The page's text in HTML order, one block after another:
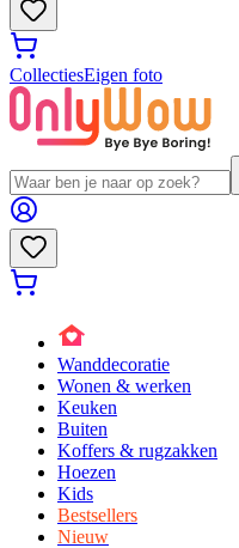
CollectiesEigen foto
Wanddecoratie
Wonen & werken
Keuken
Buiten
Koffers & rugzakken
Hoezen
Kids
Bestsellers
Nieuw